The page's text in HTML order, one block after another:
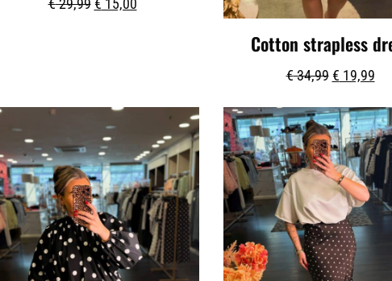
€29,99 € 15,00
Cotton strapless
€34,99 € 19,99